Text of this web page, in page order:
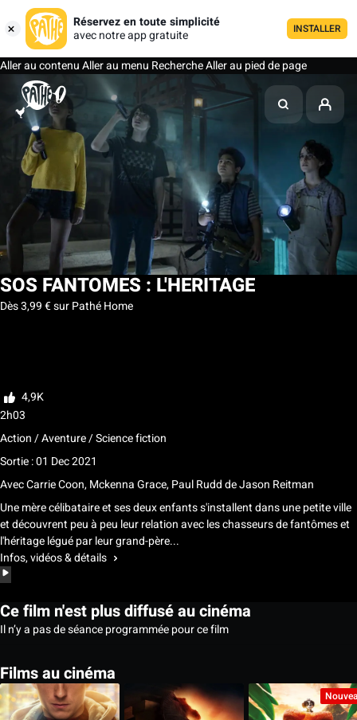
Réservez en toute simplicité
avec notre app gratuite
INSTALLER
Aller au contenuAller au menu RechercheAller au pied de page
SOS FANTOMES : L'HERITAGE
Dès 3,99 € sur Pathé Home
4,9K
2h03
Action / Aventure / Science fiction
Sortie : 01 Dec 2021
AvecCarrie Coon, Mckenna Grace, Paul RudddeJason Reitman
Une mère célibataire et ses deux enfants s'installent dans une petite ville
et découvrent peu à peu leur relation avec les chasseurs de fantômes et
l'héritage légué par leur grand-père...
Infos, vidéos & détails
Ce film n'est plus diffusé au cinéma
Il n’y a pas de séance programmée pour ce film
Films au cinéma